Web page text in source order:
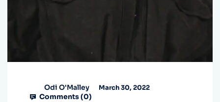
Odi O'Malley March 30, 2022
Comments (0)